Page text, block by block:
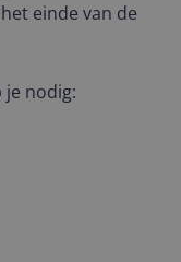
einde van de
je nodig: